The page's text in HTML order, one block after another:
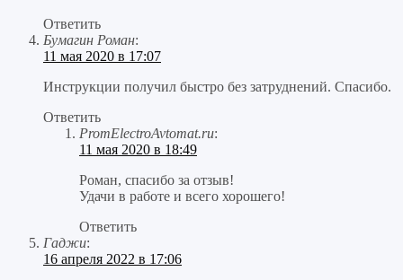
Ответить
Бумагин Роман:
11 мая 2020 в 17:07
Инструкции получил быстро без затруднений. Спасибо.
Ответить
PromElectroAvtomat.ru:
11 мая 2020 в 18:49
Роман, спасибо за отзыв!
Удачи в работе и всего хорошего!
Ответить
Гаджи:
16 апреля 2022 в 17:06